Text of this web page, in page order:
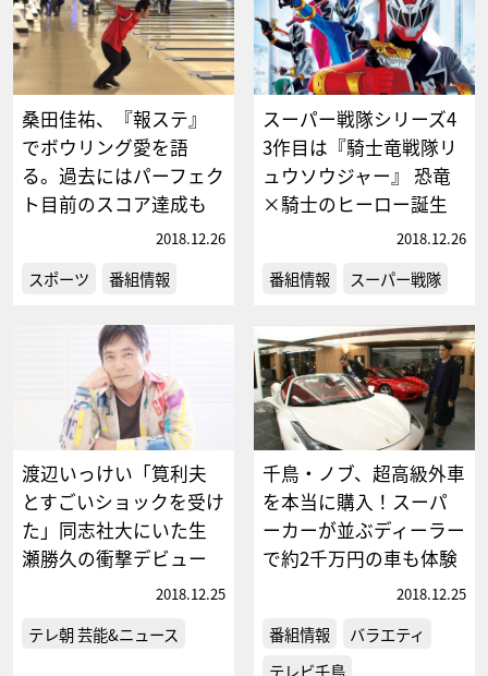
桑田佳祐、『報ステ』
でボウリング愛を語
る。過去にはパーフェク
ト目前のスコア達成も
2018.12.26
スポーツ 番組情報
スーパー戦隊シリーズ4
3作目は『騎士竜戦隊リ
ュウソウジャー』 恐竜
×騎士のヒーロー誕生
2018.12.26
番組情報 スーパー戦隊
渡辺いっけい「筧利夫
とすごいショックを受け
た」同志社大にいた生
瀬勝久の衝撃デビュー
2018.12.25
テレ朝 芸能&ニュース
千鳥・ノブ、超高級外車
を本当に購入！スーパ
ーカーが並ぶディーラー
で約2千万円の車も体験
2018.12.25
番組情報
バラエティ
テレビ千鳥